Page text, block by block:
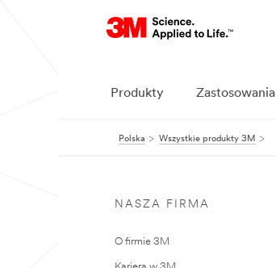
Produkty Zastosowania
Polska Wszystkie produkty 3M
NASZA FIRMA
O firmie 3M